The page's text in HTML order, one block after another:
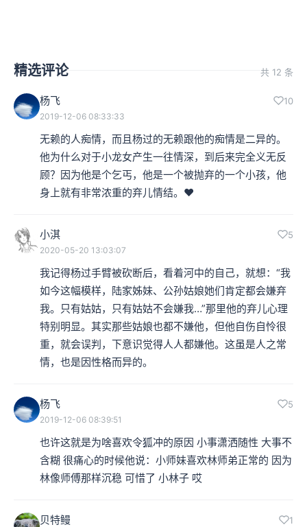
因为他有武，所以他离开了一般的人，所以他能够用我们
一般人做不到的一种方法来实现正义，这就是武侠小说给
予那样一种动乱社会，充满了不公不义的环境，给读者带
来的安慰。
金庸1955年开笔写《书剑恩仇录》，到《碧血剑》，他创
这种传统条件的，意味着他们武功都很高，有神功，事实
上都是神人。同时他们身上都具备有不折不扣明确的公共
性，四个字，我们会一再地听到，叫作“爱国爱民”。
精选评论 共 12 条
杨飞 10
2019-12-06 08:33:33
无赖的人痴情，而且杨过的无赖跟他的痴情是二异的。
他为什么对于小龙女产生一往情深，到后来完全义无反
顾？因为他是个乞丐，他是一个被抛弃的一个小孩，他
身上就有非常浓重的弃儿情结。❤️
小淇 5
2020-05-20 13:03:07
我记得杨过手臂被砍断后，看着河中的自己，就想：“我
如今这幅模样，陆家姊妹、公孙姑娘她们肯定都会嫌弃
我。只有姑姑，只有姑姑不会嫌我…”那里他的弃儿心理
特别明显。其实那些姑娘也都不嫌他，但他自伤自怜很
重，就会误判，下意识觉得人人都嫌他。这虽是人之常
情，也是因性格而异的。
杨飞 5
2019-12-06 08:39:51
也许这就是为啥喜欢令狐冲的原因 小事潇洒随性 大事不
含糊 很痛心的时候他说：小师妹喜欢林师弟正常的 因为
林像师傅那样沉稳 可惜了 小林子 哎
贝特鳗 1